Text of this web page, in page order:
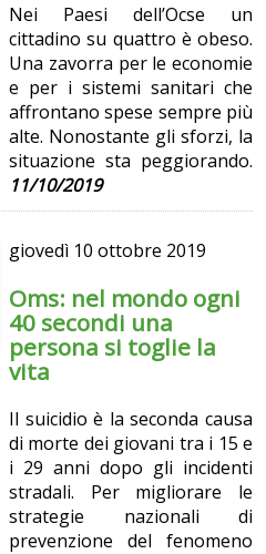
Nei Paesi dell’Ocse un
cittadino su quattro è obeso.
Una zavorra per le economie
e per i sistemi sanitari che
affrontano spese sempre più
alte. Nonostante gli sforzi, la
situazione sta peggiorando.
11/10/2019
giovedì 10 ottobre 2019
Oms: nel mondo ogni
40 secondi una
persona si toglie la
vita
Il suicidio è la seconda causa
di morte dei giovani tra i 15 e
i 29 anni dopo gli incidenti
stradali. Per migliorare le
strategie nazionali di
prevenzione del fenomeno